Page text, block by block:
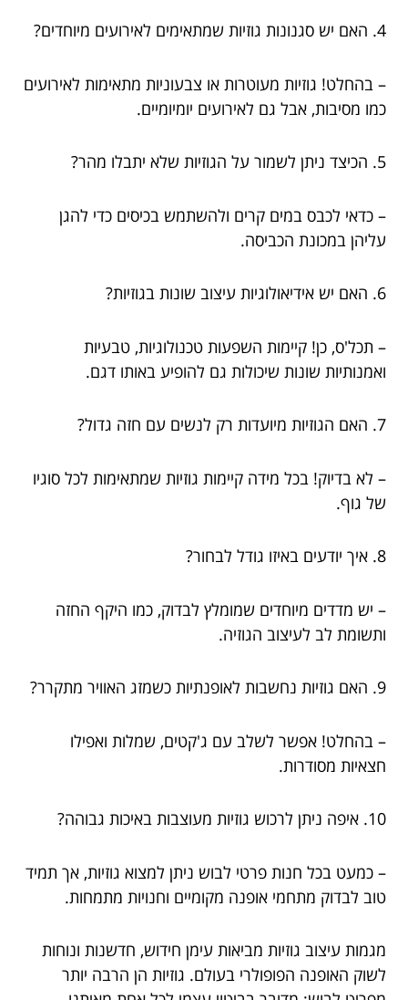
4. האם יש סגנונות גוזיות שמתאימים לאירועים מיוחדים?
– בהחלט! גוזיות מעוטרות או צבעוניות מתאימות לאירועים
כמו מסיבות, אבל גם לאירועים יומיומיים.
5. הכיצד ניתן לשמור על הגוזיות שלא יתבלו מהר?
– כדאי לכבס במים קרים ולהשתמש בכיסים כדי להגן
עליהן במכונת הכביסה.
6. האם יש אידיאולוגיות עיצוב שונות בגוזיות?
– תכל'ס, כן! קיימות השפעות טכנולוגיות, טבעיות
ואמנותיות שונות שיכולות גם להופיע באותו דגם.
7. האם הגוזיות מיועדות רק לנשים עם חזה גדול?
– לא בדיוק! בכל מידה קיימות גוזיות שמתאימות לכל סוגיו
של גוף.
8. איך יודעים באיזו גודל לבחור?
– יש מדדים מיוחדים שמומלץ לבדוק, כמו היקף החזה
ותשומת לב לעיצוב הגוזיה.
9. האם גוזיות נחשבות לאופנתיות כשמזג האוויר מתקרר?
– בהחלט! אפשר לשלב עם ג'קטים, שמלות ואפילו
חצאיות מסודרות.
10. איפה ניתן לרכוש גוזיות מעוצבות באיכות גבוהה?
– כמעט בכל חנות פרטי לבוש ניתן למצוא גוזיות, אך תמיד
טוב לבדוק מתחמי אופנה מקומיים וחנויות מתמחות.
מגמות עיצוב גוזיות מביאות עימן חידוש, חדשנות ונוחות
לשוק האופנה הפופולרי בעולם. גוזיות הן הרבה יותר